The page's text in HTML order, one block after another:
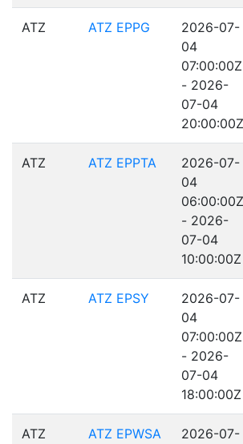
ATZ ATZ EPPG
2026-07-
04
07:00:00Z
- 2026-
07-04
20:00:00Z
ATZ ATZ EPPTA
2026-07-
04
06:00:00Z
- 2026-
07-04
10:00:00Z
ATZ ATZ EPSY
2026-07-
04
07:00:00Z
- 2026-
07-04
18:00:00Z
ATZ ATZ EPWSA
2026-07-